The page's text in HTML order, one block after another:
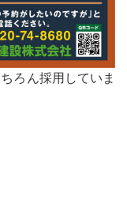
ろん採用していま